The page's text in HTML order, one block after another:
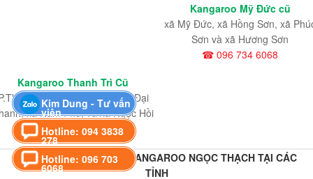
Kangaroo Mỹ Đức cũ
xã Mỹ Đức, xã Hồng Sơn, xã
Sơn và xã Hương Sơn
☎ 096 734 6068
Kangaroo Thanh Trì Cũ
Liệt, xã Thanh Trì, xã Đại
xã Nam Phù, và xã Ngọc Hồi
☎ 098 933 6068
HỆ THỐNG CHI NHÁNH KANGAROO NGỌC THẠCH TẠI CÁC
TỈNH
Kim Dung - Tư vấn
viên
Hotline: 094 3838
278
Hotline: 096 703
6068